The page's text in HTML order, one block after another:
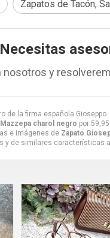
de la firma española
charol negro por 59,95
e imágenes de Zapato
y de similares características a
Zapatos de Tacón,
y